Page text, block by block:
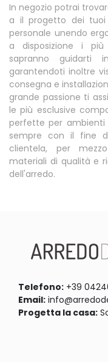
In negozio potrai
a il progetto dei
personale unendo
a disposizione i più
sapranno
garantendoti inoltre
consegna e
grande passione ti
le più esclusive
perfette per ambienti
sempre con il fine
clientela, per
materiali di qualità e
dell'arredo.
Telefono: +39
Email:
Progetta la casa: